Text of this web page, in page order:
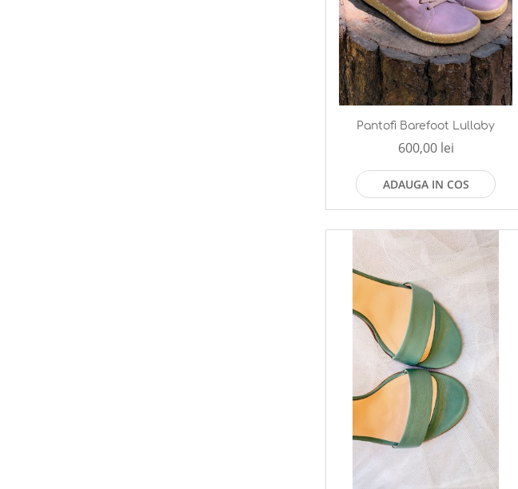
Pantofi Barefoot Lullaby
600,00 lei
ADAUGA IN COS